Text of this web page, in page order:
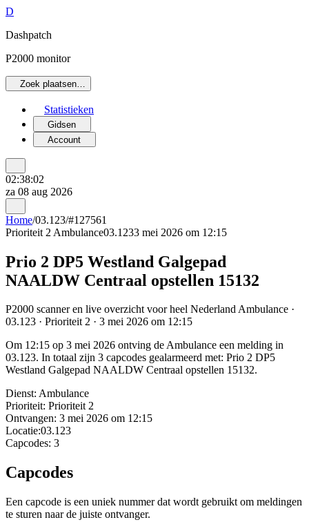
D
Dashpatch
P2000 monitor
Zoek plaatsen…
Statistieken
Gidsen
Account
02:38:02
za 08 aug 2026
Home/03.123/#127561
Prioriteit 2 Ambulance03.1233 mei 2026 om 12:15
Prio 2 DP5 Westland Galgepad
NAALDW Centraal opstellen 15132
P2000 scanner en live overzicht voor heel Nederland Ambulance ·
03.123 · Prioriteit 2 · 3 mei 2026 om 12:15
Om 12:15 op 3 mei 2026 ontving de Ambulance een melding in
03.123. In totaal zijn 3 capcodes gealarmeerd met: Prio 2 DP5
Westland Galgepad NAALDW Centraal opstellen 15132.
Dienst: Ambulance
Prioriteit: Prioriteit 2
Ontvangen: 3 mei 2026 om 12:15
Locatie:03.123
Capcodes: 3
Capcodes
Een capcode is een uniek nummer dat wordt gebruikt om meldingen
te sturen naar de juiste ontvanger.